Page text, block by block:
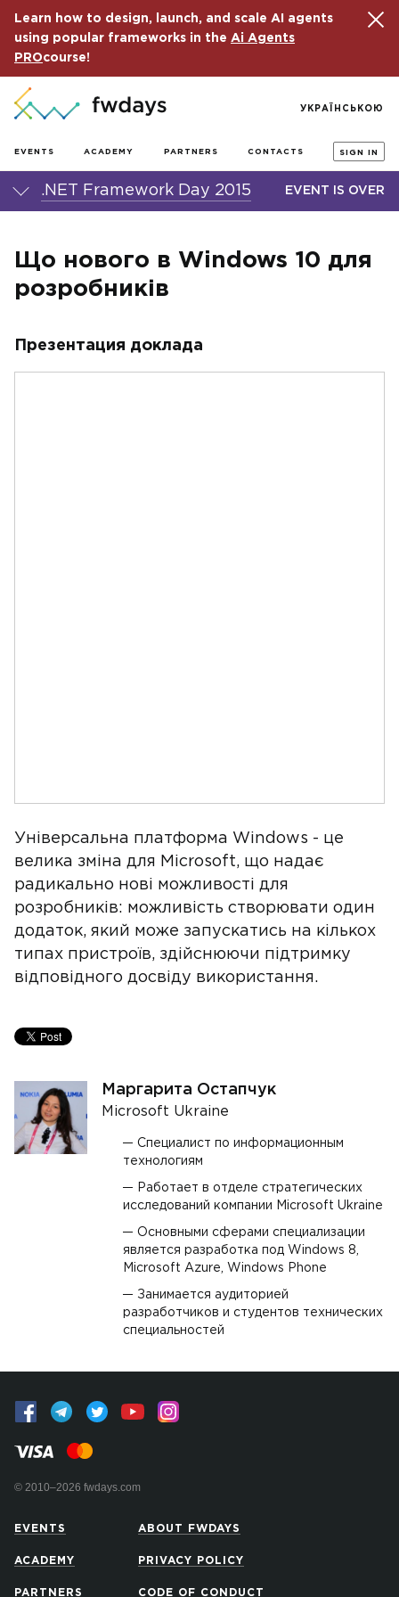
Learn how to design, launch, and scale AI agents
using popular frameworks in the Ai Agents
PROcourse!
EVENTS ACADEMY PARTNERS CONTACTS SIGN IN
УКРАЇНСЬКОЮ
.NET Framework Day 2015 EVENT IS OVER
Що нового в Windows 10 для
розробників
Презентация доклада
Універсальна платформа Windows - це
велика зміна для Microsoft, що надає
радикально нові можливості для
розробників: можливість створювати один
додаток, який може запускатись на кількох
типах пристроїв, здійснюючи підтримку
відповідного досвіду використання.
Маргарита Остапчук
Microsoft Ukraine
Специалист по информационным
технологиям
Работает в отделе стратегических
исследований компании Microsoft Ukraine
Основными сферами специализации
является разработка под Windows 8,
Microsoft Azure, Windows Phone
Занимается аудиторией
разработчиков и студентов технических
специальностей
© 2010–2026 fwdays.com
EVENTS
ACADEMY
PARTNERS
ABOUT FWDAYS
PRIVACY POLICY
CODE OF CONDUCT